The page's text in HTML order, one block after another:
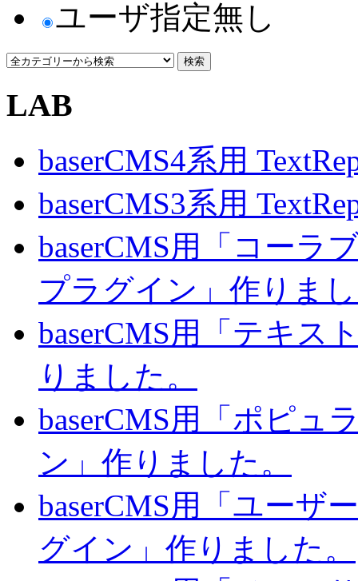
ユーザ指定無し
LAB
baserCMS4系用
baserCMS3系用
baserCMS用「コーラ
プラグイン」作りま
baserCMS用「テキス
りました。
baserCMS用「ポピュ
ン」作りました。
baserCMS用「ユーザ
グイン」作りました。